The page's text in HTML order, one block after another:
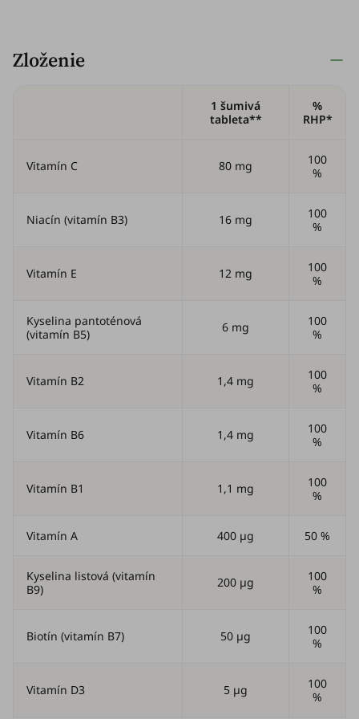
Zloženie
1 šumivá
tableta**
%
RHP*
Vitamín C 80 mg
100
%
Niacín (vitamín B3) 16 mg
100
%
Vitamín E 12 mg
100
%
Kyselina pantoténová
(vitamín B5)
6 mg
100
%
Vitamín B2 1,4 mg
100
%
Vitamín B6 1,4 mg
100
%
Vitamín B1 1,1 mg
100
%
Vitamín A 400 µg 50 %
Kyselina listová (vitamín
B9)
200 µg
100
%
Biotín (vitamín B7) 50 µg
100
%
Vitamín D3 5 µg
100
%